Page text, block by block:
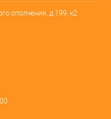
ополчения, д.199, к2